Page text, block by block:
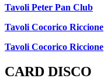
Tavoli Peter Pan Club
Tavoli Cocorico Riccione
Tavoli Cocorico Riccione
CARD DISCO